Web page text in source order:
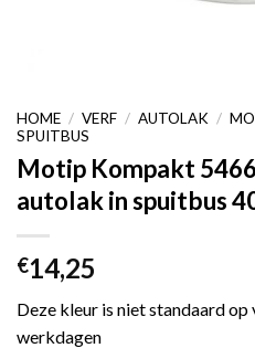
HOME / VERF / AUTOLAK /
SPUITBUS
Motip Kompakt
autolak in spuitbus
€14,25
Deze kleur is niet standaard
werkdagen